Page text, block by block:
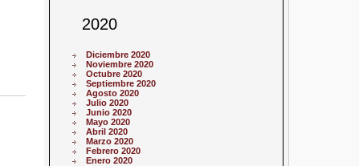
2020
Diciembre 2020
Noviembre 2020
Octubre 2020
Septiembre 2020
Agosto 2020
Julio 2020
Junio 2020
Mayo 2020
Abril 2020
Marzo 2020
Febrero 2020
Enero 2020